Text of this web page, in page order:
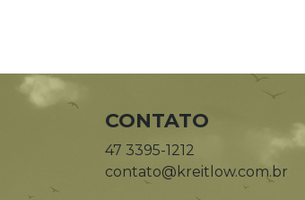
CONTATO
47 3395-1212
contato@kreitlow.com.br